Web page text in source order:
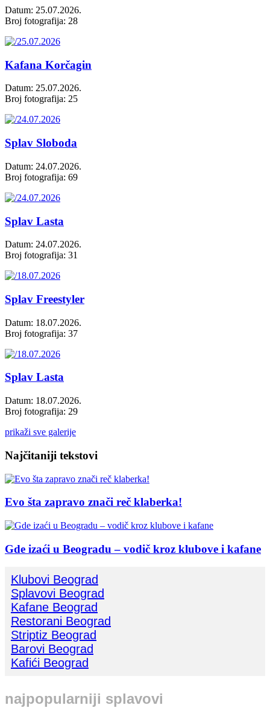
Datum: 25.07.2026.
Broj fotografija: 28
Kafana Korčagin
Datum: 25.07.2026.
Broj fotografija: 25
Splav Sloboda
Datum: 24.07.2026.
Broj fotografija: 69
Splav Lasta
Datum: 24.07.2026.
Broj fotografija: 31
Splav Freestyler
Datum: 18.07.2026.
Broj fotografija: 37
Splav Lasta
Datum: 18.07.2026.
Broj fotografija: 29
prikaži sve galerije
Najčitaniji tekstovi
Evo šta zapravo znači reč klaberka!
Gde izaći u Beogradu – vodič kroz klubove i kafane
Klubovi Beograd
Splavovi Beograd
Kafane Beograd
Restorani Beograd
Striptiz Beograd
Barovi Beograd
Kafići Beograd
najpopularniji splavovi